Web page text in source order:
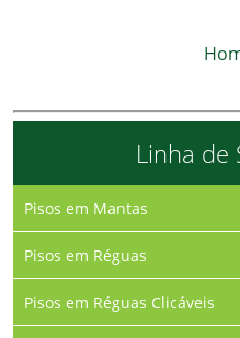
Linha de
Pisos em Mantas
Pisos em Réguas
Pisos em Réguas Clicáveis